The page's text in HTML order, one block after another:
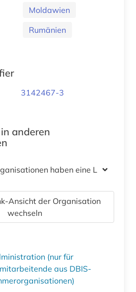
Moldawien
Rumänien
3142467-3
anderen
haben eine Lizenz
Ansicht der Organisation
wechseln
(nur für
aus DBIS-